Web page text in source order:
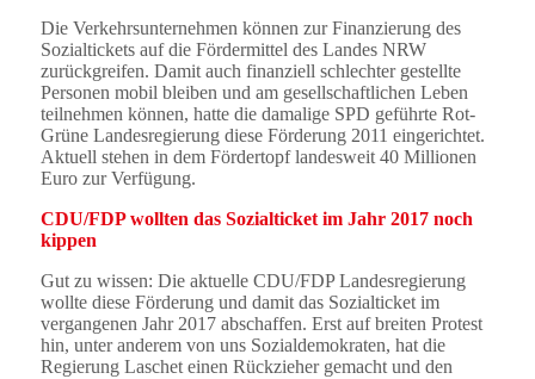
Die Verkehrsunternehmen können zur Finanzierung des
Sozialtickets auf die Fördermittel des Landes NRW
zurückgreifen. Damit auch finanziell schlechter gestellte
Personen mobil bleiben und am gesellschaftlichen Leben
teilnehmen können, hatte die damalige SPD geführte Rot-
Grüne Landesregierung diese Förderung 2011 eingerichtet.
Aktuell stehen in dem Fördertopf landesweit 40 Millionen
Euro zur Verfügung.
CDU/FDP wollten das Sozialticket im Jahr 2017 noch
kippen
Gut zu wissen: Die aktuelle CDU/FDP Landesregierung
wollte diese Förderung und damit das Sozialticket im
vergangenen Jahr 2017 abschaffen. Erst auf breiten Protest
hin, unter anderem von uns Sozialdemokraten, hat die
Regierung Laschet einen Rückzieher gemacht und den